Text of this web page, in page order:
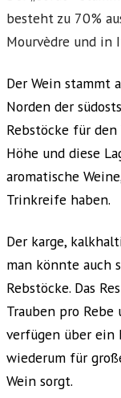
besteht zu 70%
Mourvèdre und in
Der Wein stammt
Norden der
Rebstöcke für
Höhe und diese
aromatische
Trinkreife haben.
Der karge,
man könnte auch
Rebstöcke. Das
Trauben pro Rebe
verfügen über ein
wiederum für
Wein sorgt.